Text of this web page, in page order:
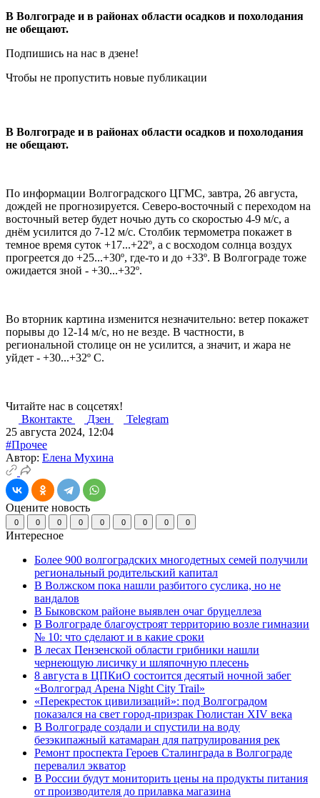
В Волгограде и в районах области осадков и похолодания
не обещают.
Подпишись на нас в дзене!
Чтобы не пропустить новые публикации
В Волгограде и в районах области осадков и похолодания
не обещают.
По информации Волгоградского ЦГМС, завтра, 26 августа,
дождей не прогнозируется. Северо-восточный с переходом на
восточный ветер будет ночью дуть со скоростью 4-9 м/с, а
днём усилится до 7-12 м/с. Столбик термометра покажет в
темное время суток +17...+22º, а с восходом солнца воздух
прогреется до +25...+30º, где-то и до +33º. В Волгограде тоже
ожидается зной - +30...+32º.
Во вторник картина изменится незначительно: ветер покажет
порывы до 12-14 м/с, но не везде. В частности, в
региональной столице он не усилится, а значит, и жара не
уйдет - +30...+32º С.
Читайте нас в соцсетях!
Вконтакте
Дзен
Telegram
25 августа 2024, 12:04
#Прочее
Автор: Елена Мухина
Оцените новость
0 0 0 0 0 0 0 0 0
Интересное
Более 900 волгоградских многодетных семей получили
региональный родительский капитал
В Волжском пока нашли разбитого суслика, но не
вандалов
В Быковском районе выявлен очаг бруцеллеза
В Волгограде благоустроят территорию возле гимназии
№ 10: что сделают и в какие сроки
В лесах Пензенской области грибники нашли
чернеющую лисичку и шляпочную плесень
8 августа в ЦПКиО состоится десятый ночной забег
«Волгоград Арена Night City Trail»
«Перекресток цивилизаций»: под Волгоградом
показался на свет город-призрак Гюлистан XIV века
В Волгограде создали и спустили на воду
безэкипажный катамаран для патрулирования рек
Ремонт проспекта Героев Сталинграда в Волгограде
перевалил экватор
В России будут мониторить цены на продукты питания
от производителя до прилавка магазина